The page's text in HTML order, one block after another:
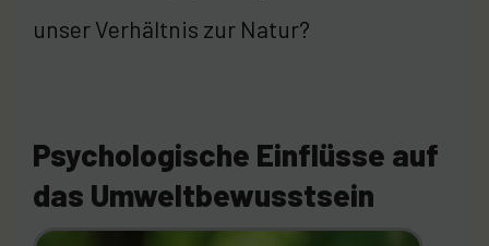
unser Verhältnis zur Natur?
Psychologische Einflüsse auf
das Umweltbewusstsein